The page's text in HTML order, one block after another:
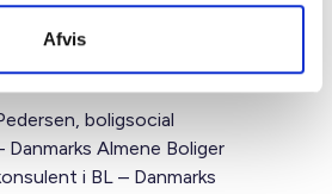
Afvis
boligsocial
Danmarks Almene Boliger
i BL – Danmarks